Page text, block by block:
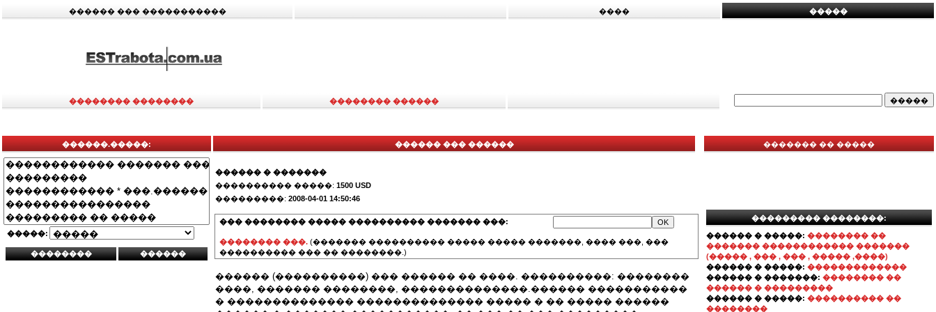
������ ��� ����������� ���� �����
�������� �������� �������� ������
������.�����:
�����:
������ ��� ������
������ � �������
���������� �����: 1500 USD
���������: 2008-04-01 14:50:46
��� �������� ����� ���������� ������� ���:
�������� ���. (������� ���������� ����� ����� �������, ���� ���, ���
���������� ��� �� ��������.)
������ (����������) ��� ������ �� ����. ����������: ��������
����, ������� ��������, ��������������.������ �����������
� �������������� �������������� ����� � �� ����� ������
������� �� �����
��������� ��������:
������ � �����: �������� ��
������� ������������ �������
(����� , ��� , ��� , ����� ,����)
������ � �����: �������������
������ � �������: �������� ��
������ � ���������
������ � �����: ���������� ��
��������